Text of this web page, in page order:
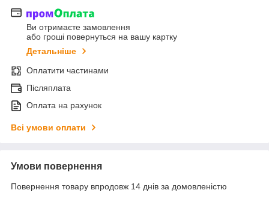
Ви отримаєте замовлення
або гроші повернуться на вашу картку
Детальніше
Оплатити частинами
Післяплата
Оплата на рахунок
Всі умови оплати
Умови повернення
Повернення товару впродовж 14 днів за домовленістю